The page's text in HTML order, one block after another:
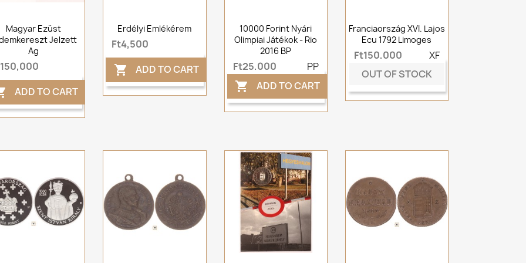
Magyar Ezüst
Jelzett
Ag
ADD TO CART
Erdélyi Emlékérem
Ft4,500
 ADD TO CART
10000 Forint Nyári
Olimpiai Játékok - Rio
2016 BP
Ft25,000 PP
 ADD TO CART
Franciaország XVI. Lajos
Ecu 1792 Limoges
Ft150,000
XF
OUT OF STOCK